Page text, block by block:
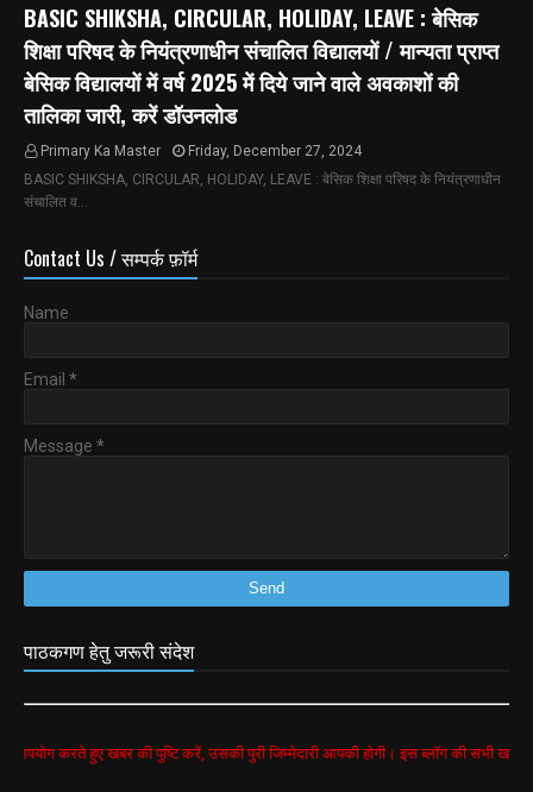
BASIC SHIKSHA, CIRCULAR, HOLIDAY, LEAVE : बेसिक
शिक्षा परिषद के नियंत्रणाधीन संचालित विद्यालयों / मान्यता प्राप्त
बेसिक विद्यालयों में वर्ष 2025 में दिये जाने वाले अवकाशों की
तालिका जारी, करें डॉउनलोड
Primary Ka Master
Friday, December 27, 2024
BASIC SHIKSHA, CIRCULAR, HOLIDAY, LEAVE : बेसिक शिक्षा परिषद के नियंत्रणाधीन
संचालित व…
Contact Us / सम्पर्क फ़ॉर्म
Name
Email *
Message *
पाठकगण हेतु जरूरी संदेश
खबर की पुष्टि करें, उसकी पुरी जिम्मेदारी आपकी होगी। इस ब्लॉग की सभी खबरें